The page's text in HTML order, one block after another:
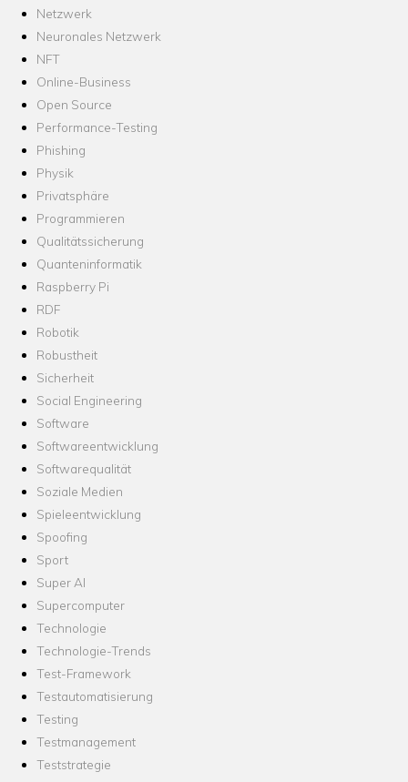
Netzwerk
Neuronales Netzwerk
NFT
Online-Business
Open Source
Performance-Testing
Phishing
Physik
Privatsphäre
Programmieren
Qualitätssicherung
Quanteninformatik
Raspberry Pi
RDF
Robotik
Robustheit
Sicherheit
Social Engineering
Software
Softwareentwicklung
Softwarequalität
Soziale Medien
Spieleentwicklung
Spoofing
Sport
Super AI
Supercomputer
Technologie
Technologie-Trends
Test-Framework
Testautomatisierung
Testing
Testmanagement
Teststrategie